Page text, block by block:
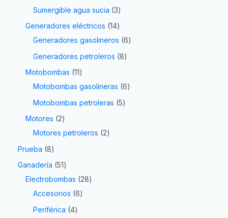
Sumergible agua sucia 3
Generadores eléctricos 14
Generadores gasolineros 6
Generadores petroleros 8
Motobombas 11
Motobombas gasolineras 6
Motobombas petroleras 5
Motores
2
Motores petroleros
2
Prueba 8
Ganadería 51
Electrobombas
28
Accesorios 6
Periférica 4